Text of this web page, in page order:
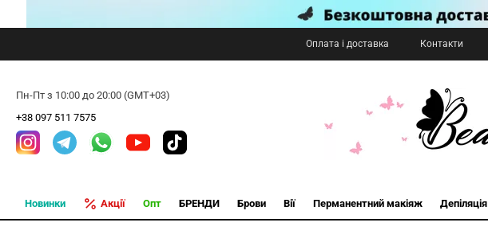
Оплата і доставка Контакти
Пн-Пт з 10:00 до 20:00 (GMT+03)
+38 097 511 7575
Новинки Акції Опт БРЕНДИ Брови Вії Перманентний макіяж Депіляція